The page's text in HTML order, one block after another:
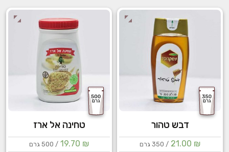
דבש טהור
21.00 ₪ / 350 גרם
טחינה אל ארז
19.70 ₪ / 500 גרם